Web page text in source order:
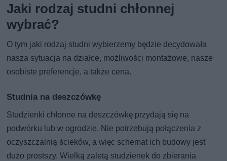
Jaki rodzaj studni chłonnej
wybrać?
O tym jaki rodzaj studni wybierzemy będzie decydowała
nasza sytuacja na działce, możliwości montażowe, nasze
osobiste preferencje, a także cena.
Studnia na deszczówkę
Studzienki chłonne na deszczówkę przydają się na
podwórku lub w ogrodzie. Nie potrzebują połączenia z
oczyszczalnią ścieków, a więc schemat ich budowy jest
dużo prostszy. Wielką zaletą studzienek do zbierania